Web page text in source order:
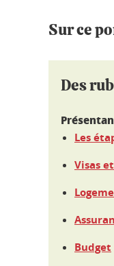
Sur ce
Des
Les
Visas
Budget